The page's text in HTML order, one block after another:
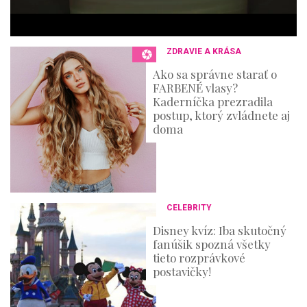
ZDRAVIE A KRÁSA
Ako sa správne starať o
FARBENÉ vlasy?
Kaderníčka prezradila
postup, ktorý zvládnete aj
doma
CELEBRITY
Disney kvíz: Iba skutočný
fanúšik spozná všetky
tieto rozprávkové
postavičky!